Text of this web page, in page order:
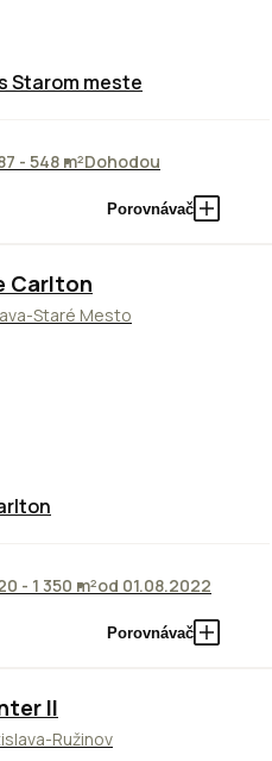
Starom meste
- 548 m²Dohodou
Porovnávač
Carlton
Staré Mesto
- 1 350 m²od 01.08.2022
Porovnávač
II
Ružinov